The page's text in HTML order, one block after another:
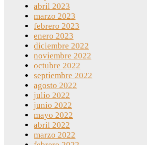
abril 2023
marzo 2023
febrero 2023
enero 2023
diciembre 2022
noviembre 2022
octubre 2022
septiembre 2022
agosto 2022
julio 2022
junio 2022
mayo 2022
abril 2022
marzo 2022